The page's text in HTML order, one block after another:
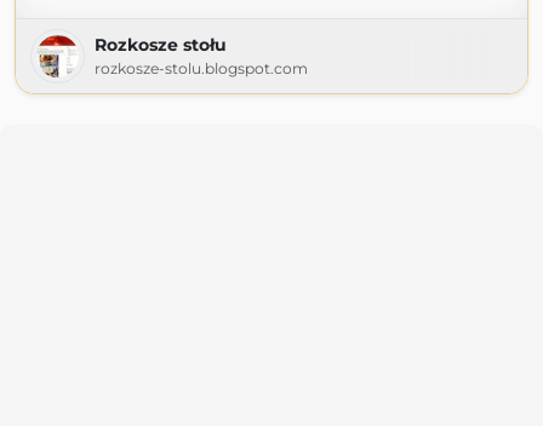
Rozkosze stołu
rozkosze-stolu.blogspot.com